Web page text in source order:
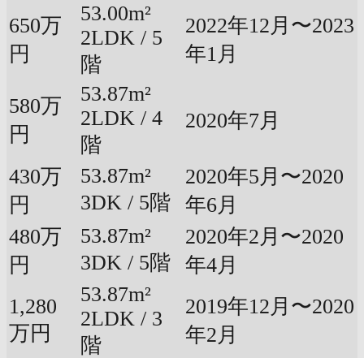
650万
円
53.00m²
2LDK / 5
階
2022年12月〜2023
年1月
580万
円
53.87m²
2LDK / 4
階
2020年7月
430万
円
53.87m²
3DK / 5階
2020年5月〜2020
年6月
480万
円
53.87m²
3DK / 5階
2020年2月〜2020
年4月
1,280
万円
53.87m²
2LDK / 3
階
2019年12月〜2020
年2月